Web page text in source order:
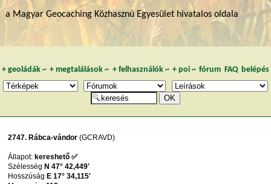
a Magyar Geocaching Közhasznú Egyesület hivatalos oldala
+ geoládák~ +megtalálások ~ + felhasználók~ + poi~ fórum FAQ belépés
2747. Rábca-vándor (GCRAVD)
Állapot: kereshető ✅
Szélesség N 47° 42,449'
Hosszúság E 17° 34,115'